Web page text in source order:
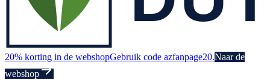
20% korting in de webshopGebruik code azfanpage20.Naar de
webshop